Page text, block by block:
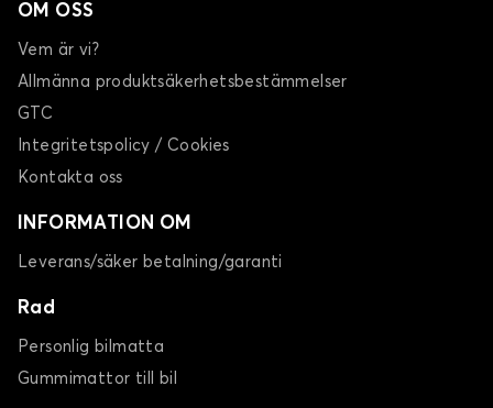
OM OSS
Vem är vi?
Allmänna produktsäkerhetsbestämmelser
GTC
Integritetspolicy / Cookies
Kontakta oss
INFORMATION OM
Leverans/säker betalning/garanti
Rad
Personlig bilmatta
Gummimattor till bil